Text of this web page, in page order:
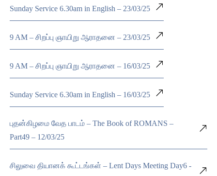
Sunday Service 6.30am in English – 23/03/25
9 AM – சிறப்பு ஞாயிறு ஆராதனை – 23/03/25
9 AM – சிறப்பு ஞாயிறு ஆராதனை – 16/03/25
Sunday Service 6.30am in English – 16/03/25
புதன்கிழமை வேத பாடம் – The Book of ROMANS –
Part49 – 12/03/25
சிலுவை தியானக் கூட்டங்கள் – Lent Days Meeting Day6 -